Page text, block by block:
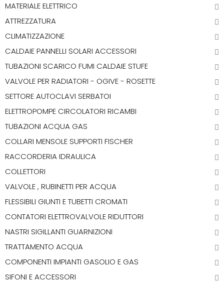
MATERIALE ELETTRICO
ATTREZZATURA
CLIMATIZZAZIONE
CALDAIE PANNELLI SOLARI ACCESSORI
TUBAZIONI SCARICO FUMI CALDAIE STUFE
VALVOLE PER RADIATORI - OGIVE - ROSETTE
SETTORE AUTOCLAVI SERBATOI
ELETTROPOMPE CIRCOLATORI RICAMBI
TUBAZIONI ACQUA GAS
COLLARI MENSOLE SUPPORTI FISCHER
RACCORDERIA IDRAULICA
COLLETTORI
VALVOLE , RUBINETTI PER ACQUA
FLESSIBILI GIUNTI E TUBETTI CROMATI
CONTATORI ELETTROVALVOLE RIDUTTORI
NASTRI SIGILLANTI GUARNIZIONI
TRATTAMENTO ACQUA
COMPONENTI IMPIANTI GASOLIO E GAS
SIFONI E ACCESSORI